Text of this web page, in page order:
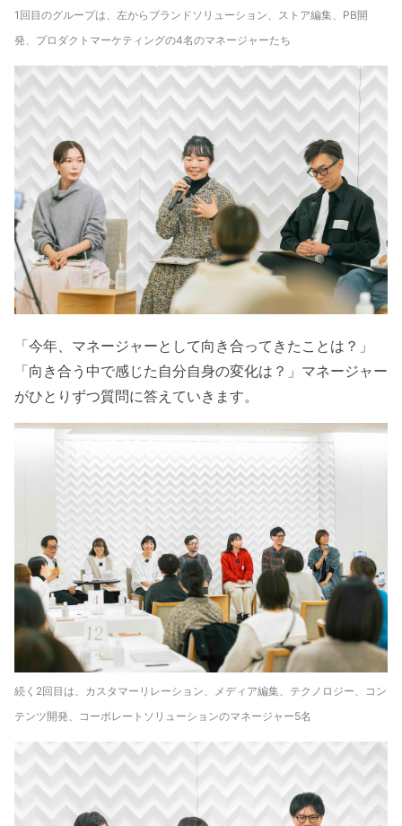
1回目のグループは、左からブランドソリューション、ストア編集、PB開
発、プロダクトマーケティングの4名のマネージャーたち
「今年、マネージャーとして向き合ってきたことは？」
「向き合う中で感じた自分自身の変化は？」マネージャー
がひとりずつ質問に答えていきます。
続く2回目は、カスタマーリレーション、メディア編集、テクノロジー、コン
テンツ開発、コーポレートソリューションのマネージャー5名